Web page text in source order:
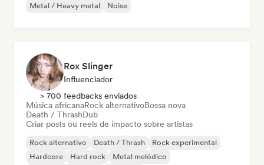
Metal / Heavy metal
Noise
Rox Slinger
Influenciador
> 700 feedbacks enviados
Música africanaRock alternativoBossa nova
Death / ThrashDub
Criar posts ou reels de impacto sobre artistas
Rock alternativo Death / Thrash
Rock experimental
Hardcore
Hard rock
Metal melódico